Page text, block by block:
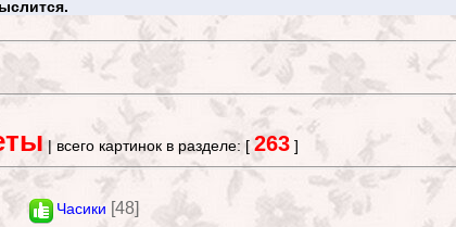
| всего картинок в разделе: [ 263 ]
Часики [48]